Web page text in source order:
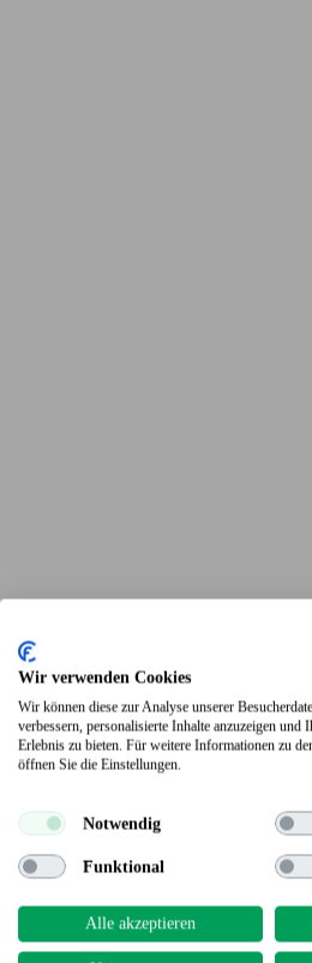
Terrassendielen
Wir verwenden Cookies
Wir können diese zur Analyse unserer
verbessern, personalisierte Inhalte anzuzeigen und
Erlebnis zu bieten. Für weitere Informationen zu
öffnen Sie die Einstellungen.
Notwendig
Funktional
Alle akzeptieren